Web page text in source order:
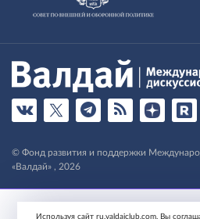
Используя сайт ru.valdaiclub.com, Вы
© Фонд развития и поддержки
«Валдай» , 2026